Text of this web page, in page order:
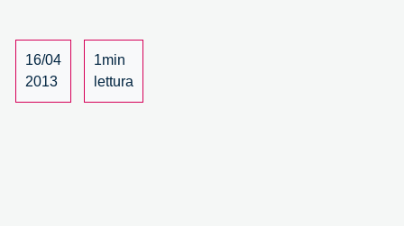
16/04
2013
1min
lettura